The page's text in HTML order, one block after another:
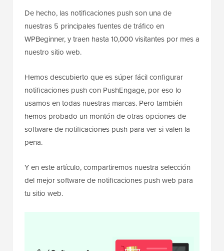
De hecho, las notificaciones push son una de
nuestras 5 principales fuentes de tráfico en
WPBeginner, y traen hasta 10,000 visitantes por mes a
nuestro sitio web.
Hemos descubierto que es súper fácil configurar
notificaciones push con PushEngage, por eso lo
usamos en todas nuestras marcas. Pero también
hemos probado un montón de otras opciones de
software de notificaciones push para ver si valen la
pena.
Y en este artículo, compartiremos nuestra selección
del mejor software de notificaciones push web para
tu sitio web.